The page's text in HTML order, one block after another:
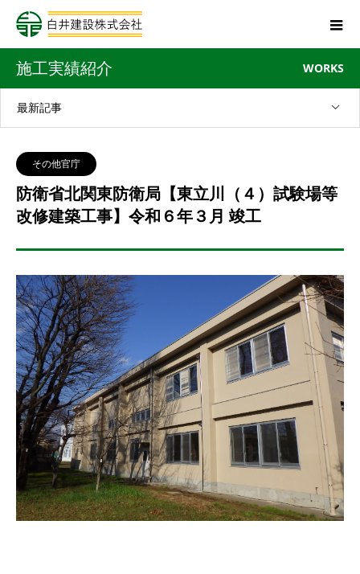
施工実績紹介 WORKS
最新記事
その他官庁
防衛省北関東防衛局【東立川（４）試験場等
改修建築工事】令和６年３月 竣工